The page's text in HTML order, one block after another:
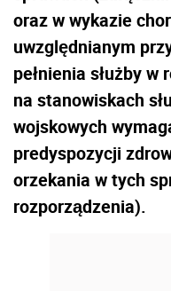
oraz w wykazie
uwzględnianym
pełnienia służby w
na stanowiskach
wojskowych
predyspozycji
orzekania w tych
rozporządzenia).